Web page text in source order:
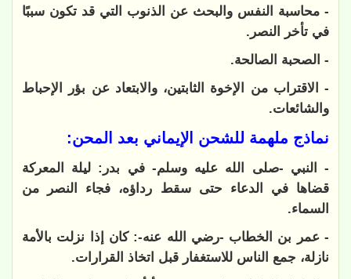
- محاسبة النفس والبحث عن الذنوب التي قد تكون سببًا
في تأخر النصر.
- الصحبة الصالحة.
- الاقتراب من الإخوة الثابتين، والابتعاد عن بؤر الإحباط
والشائعات.
نماذج ملهمة للشحن الإيماني بعد المحن:
- النبي -صلى الله عليه وسلم- في بدر: ليلة المعركة
قضاها في الدعاء حتى سقط رداؤه، فجاء النصر من
السماء.
- عمر بن الخطاب -رضي الله عنه-: كان إذا نزلت بالأمة
نازلة، جمع الناس للاستغفار قبل اتخاذ القرارات.